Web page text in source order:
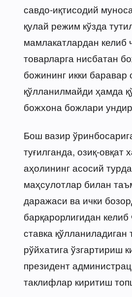
савдо-иқтисодий
қулай режим кўзда
мамлакатлардан келиб
товарларга нисбатан
божининг икки баравар
қўлланилмайди ҳамда
божхона божлари
Бош вазир
туғилганда, озиқ-овқат
аҳолининг асосий
маҳсулотлар билан
даражаси ва ички
барқарорлигидан келиб
ставка қўлланиладиган
рўйхатига ўзгартириш
президент
таклифлар киритиш